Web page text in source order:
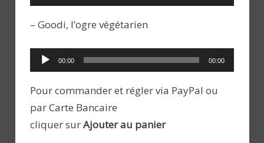
audio
– Goodi, l’ogre végétarien
Lecteur
audio
00:00 00:00
Pour commander et régler via PayPal ou
par Carte Bancaire
cliquer surAjouter au panier